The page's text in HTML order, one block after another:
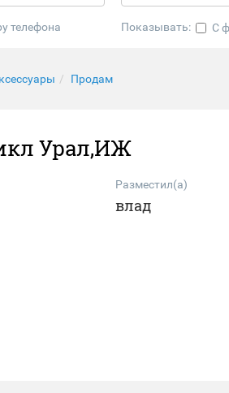
телефона Показывать: С
Продам
Урал,ИЖ
Разместил(а)
влад